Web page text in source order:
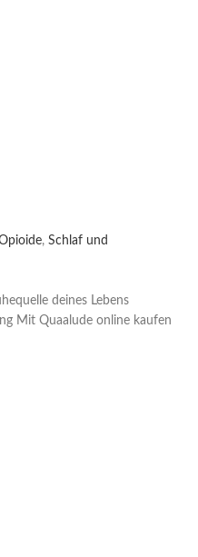
, Schlaf und
deines Lebens
Mit Quaalude online kaufen